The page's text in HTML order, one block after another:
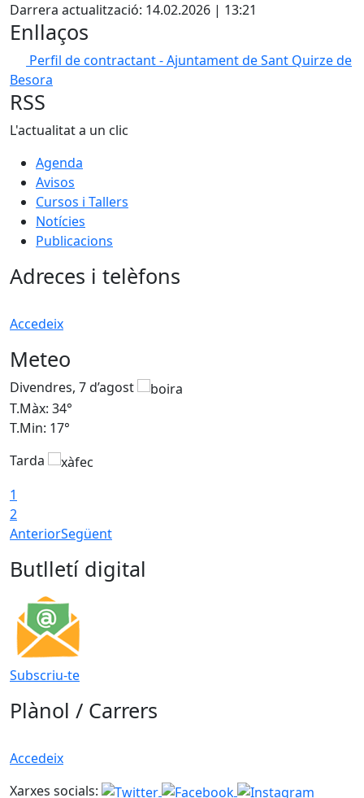
Darrera actualització: 14.02.2026 | 13:21
Enllaços
Perfil de contractant - Ajuntament de Sant Quirze de
Besora
RSS
L'actualitat a un clic
Agenda
Avisos
Cursos i Tallers
Notícies
Publicacions
Adreces i telèfons
Accedeix
Meteo
Divendres, 7 d’agost
T.Màx: 34°
T.Min: 17°
Tarda
1
2
AnteriorSegüent
Butlletí digital
Subscriu-te
Plànol / Carrers
Accedeix
Xarxes socials: